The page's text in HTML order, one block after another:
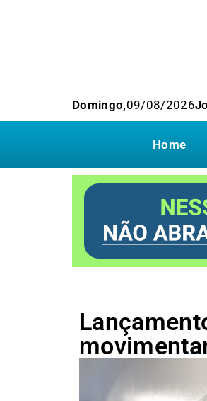
Domingo,09/08/2026
Home